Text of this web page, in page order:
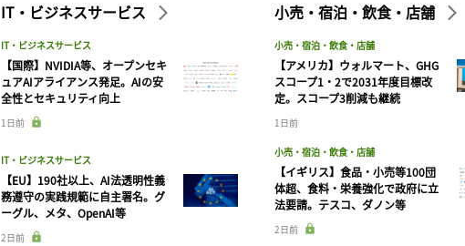
IT・ビジネスサービス
IT・ビジネスサービス
【国際】NVIDIA等、オープンセキ
ュアAIアライアンス発足。AIの安
全性とセキュリティ向上
1日前
IT・ビジネスサービス
【EU】190社以上、AI法透明性義
務遵守の実践規範に自主署名。グ
ーグル、メタ、OpenAI等
2日前
小売・宿泊・飲食・店舗
小売・宿泊・飲食・店舗
【アメリカ】ウォルマート、GHG
スコープ1・2で2031年度目標改
定。スコープ3削減も継続
1日前
小売・宿泊・飲食・店舗
【イギリス】食品・小売等100団
体超、食料・栄養強化で政府に立
法要請。テスコ、ダノン等
2日前
記事をお気に入りに保存するには